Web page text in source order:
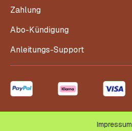
Zahlung
Abo-Kündigung
Anleitungs-Support
Impressum